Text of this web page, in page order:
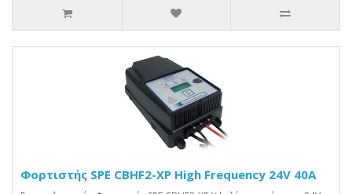
Φορτιστής SPE CBHF2-XP High Frequency 24V 40A